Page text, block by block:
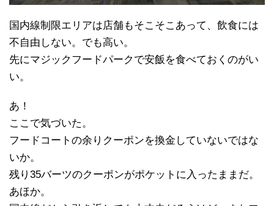
国内線制限エリアは店舗もそこそこあって、飲食には
不自由しない。でも高い。
先にマジックフードパークで安飯を食べておくのがい
い。
あ！
ここで気づいた。
フードコートの余りクーポンを換金していないではな
いか。
残り35バーツのクーポンがポケットに入ったままだ。
あほか。